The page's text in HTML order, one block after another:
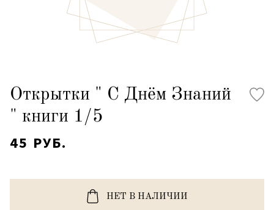
Открытки " С Днём Знаний
" книги 1/5
45 РУБ.
НЕТ В НАЛИЧИИ